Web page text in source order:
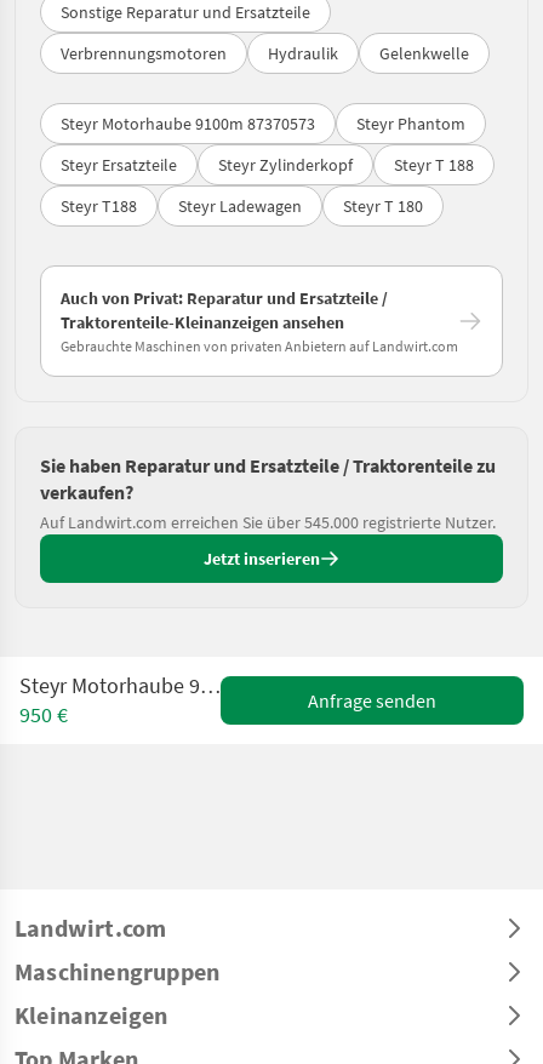
Sonstige Reparatur und Ersatzteile
Verbrennungsmotoren
Hydraulik Gelenkwelle
Steyr Motorhaube 9100m 87370573
Steyr Phantom
Steyr Ersatzteile
Steyr Zylinderkopf
Steyr T 188
Steyr T188
Steyr Ladewagen Steyr T 180
Auch von Privat: Reparatur und Ersatzteile /
Traktorenteile-Kleinanzeigen ansehen
Gebrauchte Maschinen von privaten Anbietern auf Landwirt.com
Sie haben Reparatur und Ersatzteile / Traktorenteile zu
verkaufen?
Auf Landwirt.com erreichen Sie über 545.000 registrierte Nutzer.
Jetzt inserieren
Steyr Motorhaube 9105 (1-34-613-470)
950 €
Anfrage senden
Landwirt.com
Maschinengruppen
Kleinanzeigen